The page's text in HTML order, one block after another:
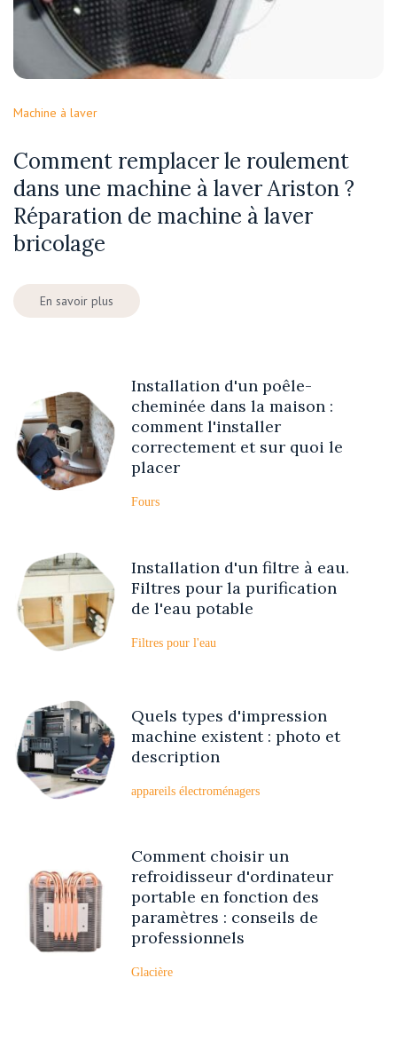
Machine à laver
Comment remplacer le roulement
dans une machine à laver Ariston ?
Réparation de machine à laver
bricolage
En savoir plus
Installation d'un poêle-
cheminée dans la maison :
comment l'installer
correctement et sur quoi le
placer
Fours
Installation d'un filtre à eau.
Filtres pour la purification
de l'eau potable
Filtres pour l'eau
Quels types d'impression
machine existent : photo et
description
appareils électroménagers
Comment choisir un
refroidisseur d'ordinateur
portable en fonction des
paramètres : conseils de
professionnels
Glacière